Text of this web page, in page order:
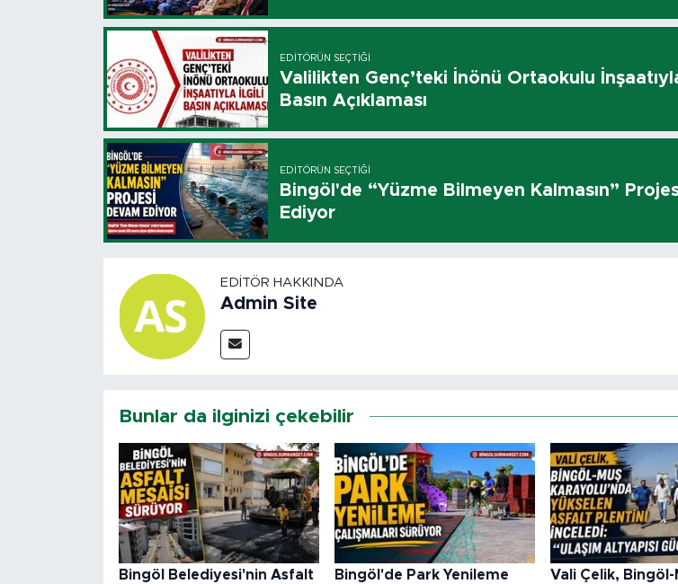
EDITÖRÜN SEÇTIĞI
Valilikten Genç’teki İnönü Ortaokulu
Basın Açıklaması
EDITÖRÜN SEÇTIĞI
Bingöl'de “Yüzme Bilmeyen Kalmasın”
Ediyor
EDITÖR HAKKINDA
Admin Site
Bunlar da ilginizi çekebilir
Bingöl Belediyesi'nin Asfalt
Bingöl'de Park Yenileme
Vali Çelik, Bingöl-